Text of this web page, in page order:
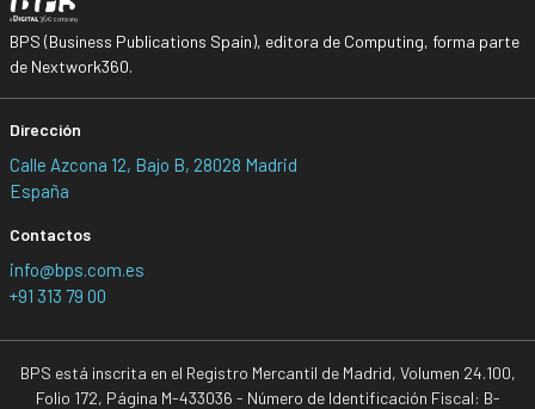
BPS (Business Publications Spain), editora de Computing, forma parte
de Nextwork360.
Dirección
Calle Azcona 12, Bajo B, 28028 Madrid
España
Contactos
info@bps.com.es
+91 313 79 00
BPS está inscrita en el Registro Mercantil de Madrid, Volumen 24.100,
Folio 172, Página M-433036 - Número de Identificación Fiscal: B-